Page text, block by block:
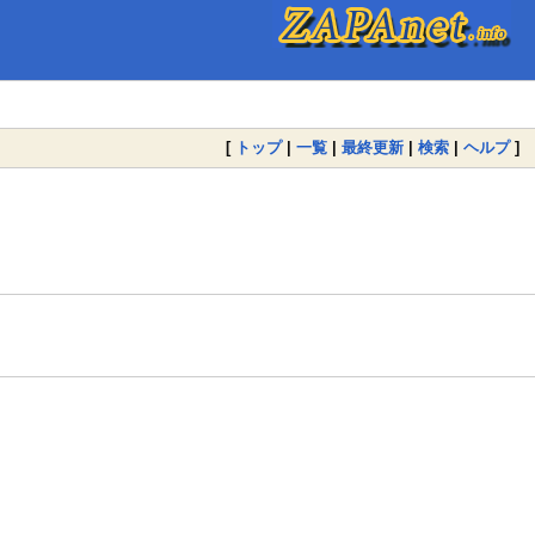
[ トップ| 一覧 | 最終更新 | 検索 | ヘルプ]